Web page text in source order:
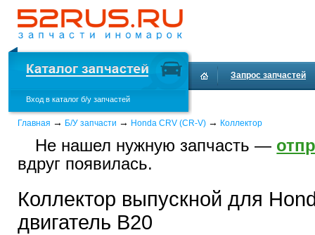
Вход в каталог б/у запчастей
Запрос запчастей
Главная → Б/У запчасти → Honda CRV (CR-V) → Коллектор
Не нашел нужную запчасть —
вдруг появилась.
Коллектор выпускной для
двигатель B20